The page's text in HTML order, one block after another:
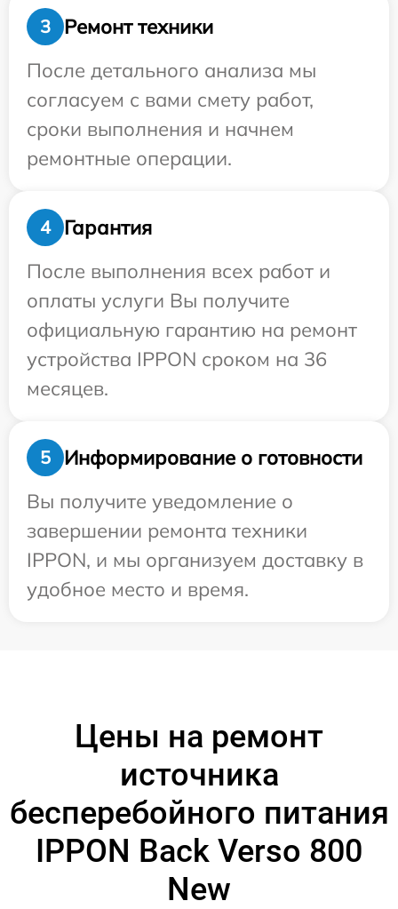
3
Ремонт техники
После детального анализа мы
согласуем с вами смету работ,
сроки выполнения и начнем
ремонтные операции.
4
Гарантия
После выполнения всех работ и
оплаты услуги Вы получите
официальную гарантию на ремонт
устройства IPPON сроком на 36
месяцев.
5
Информирование о готовности
Вы получите уведомление о
завершении ремонта техники
IPPON, и мы организуем доставку в
удобное место и время.
Цены на ремонт
источника
бесперебойного питания
IPPON Back Verso 800
New